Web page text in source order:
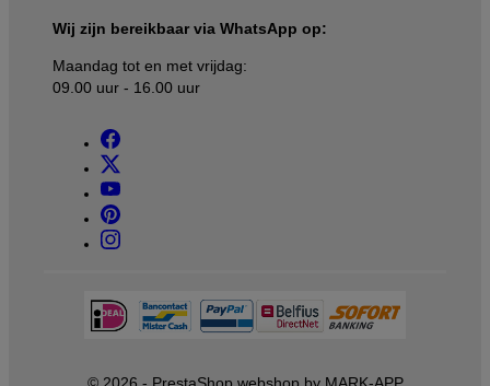
Wij zijn bereikbaar via WhatsApp op:
Maandag tot en met vrijdag:
09.00 uur - 16.00 uur